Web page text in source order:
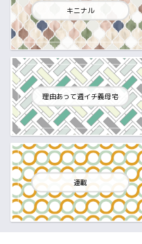
キニナル
理由あって週イチ義母宅
連載